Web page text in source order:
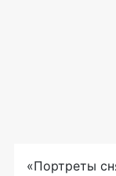
«Портреты